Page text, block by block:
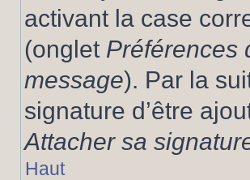
activant la case
(onglet Préférences
message). Par la
signature d’être
Attacher sa
Haut